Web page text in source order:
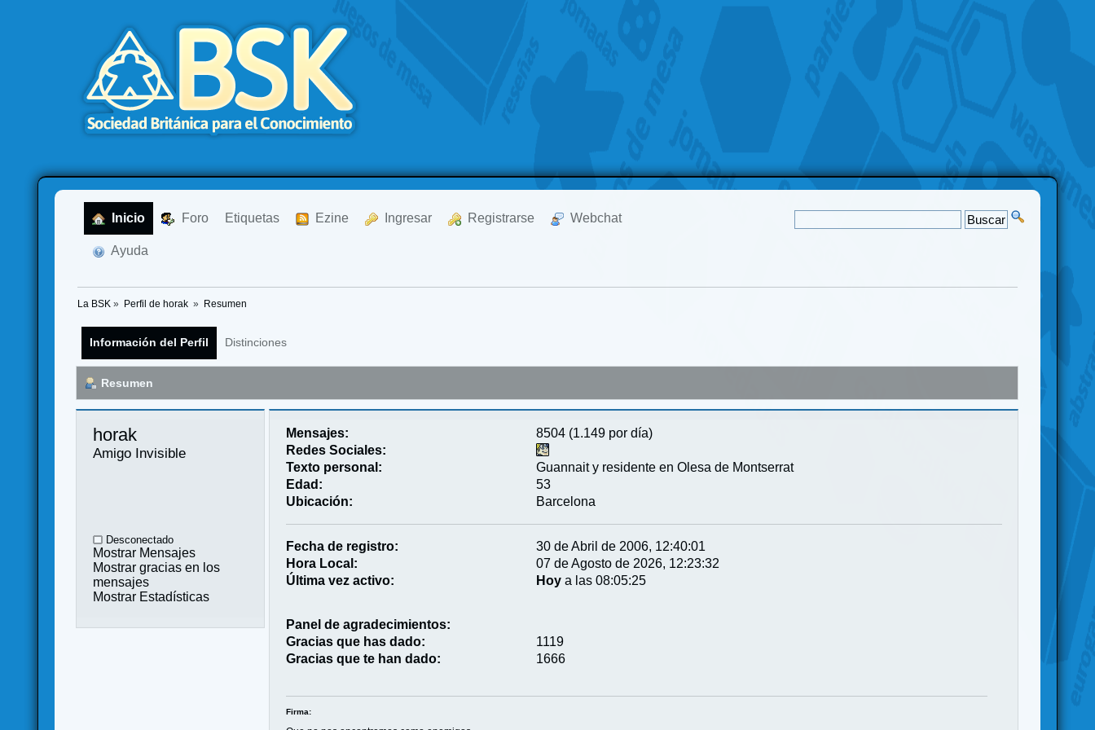
Inicio Foro Etiquetas Ezine Ingresar Registrarse Webchat
Ayuda
La BSK » Perfil de horak » Resumen
Información del Perfil Distinciones
Resumen
horak
Amigo Invisible
Desconectado
Mostrar Mensajes
Mostrar gracias en los
mensajes
Mostrar Estadísticas
Mensajes:
8504 (1.149 por día)
Redes Sociales:
Texto personal:
Guannait y residente en Olesa de Montserrat
Edad:
53
Ubicación:
Barcelona
Fecha de registro:
30 de Abril de 2006, 12:40:01
Hora Local:
07 de Agosto de 2026, 12:23:32
Última vez activo:
Hoy a las 08:05:25
Panel de agradecimientos:
Gracias que has dado:
1119
Gracias que te han dado:
1666
Firma: